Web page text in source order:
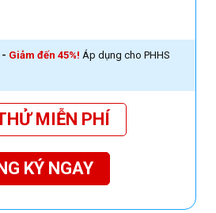
- Giảm đến 45%! Áp dụng cho PHHS
MIỄN PHÍ
KÝ NGAY